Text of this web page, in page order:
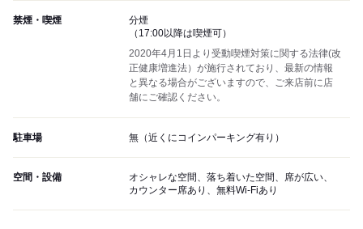
禁煙・喫煙
分煙
（17:00以降は喫煙可）
2020年4月1日より受動喫煙対策に関する法律(改
正健康増進法）が施行されており、最新の情報
と異なる場合がございますので、ご来店前に店
舗にご確認ください。
駐車場 無（近くにコインパーキング有り）
空間・設備
オシャレな空間、落ち着いた空間、席が広い、
カウンター席あり、無料Wi-Fiあり